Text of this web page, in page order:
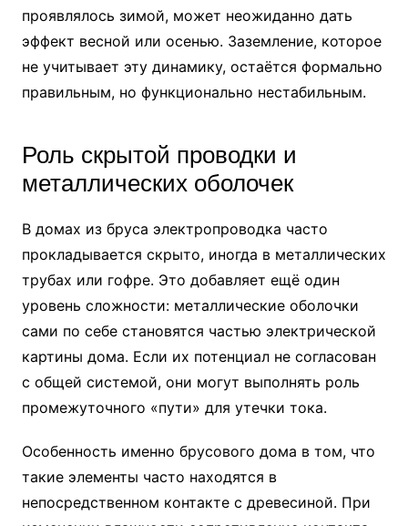
проявлялось зимой, может неожиданно дать
эффект весной или осенью. Заземление, которое
не учитывает эту динамику, остаётся формально
правильным, но функционально нестабильным.
Роль скрытой проводки и
металлических оболочек
В домах из бруса электропроводка часто
прокладывается скрыто, иногда в металлических
трубах или гофре. Это добавляет ещё один
уровень сложности: металлические оболочки
сами по себе становятся частью электрической
картины дома. Если их потенциал не согласован
с общей системой, они могут выполнять роль
промежуточного «пути» для утечки тока.
Особенность именно брусового дома в том, что
такие элементы часто находятся в
непосредственном контакте с древесиной. При